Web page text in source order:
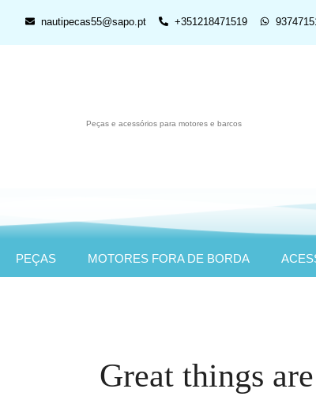
nautipecas55@sapo.pt +351218471519
Peças e acessórios para motores e barcos
PEÇAS MOTORES FORA DE BORDA
Great things